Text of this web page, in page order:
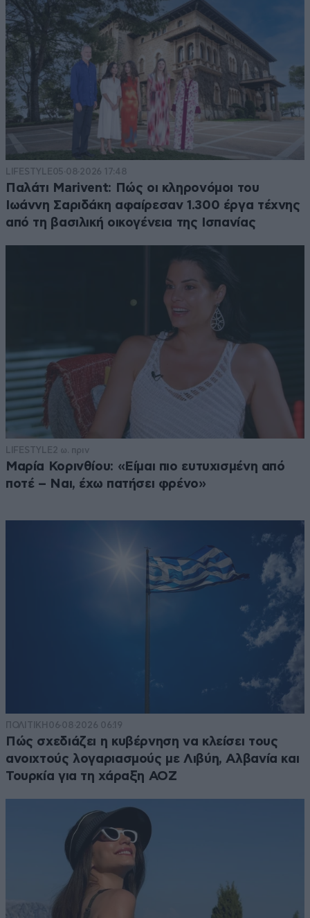
LIFESTYLE05·08·2026 17:48
Παλάτι Marivent: Πώς οι κληρονόμοι του
Ιωάννη Σαριδάκη αφαίρεσαν 1.300 έργα τέχνης
από τη βασιλική οικογένεια της Ισπανίας
LIFESTYLE2 ω. πριν
Μαρία Κορινθίου: «Είμαι πιο ευτυχισμένη από
ποτέ – Ναι, έχω πατήσει φρένο»
ΠΟΛΙΤΙΚΗ 06·08·2026 06:19
Πώς σχεδιάζει η κυβέρνηση να κλείσει τους
ανοιχτούς λογαριασμούς με Λιβύη, Αλβανία και
Τουρκία για τη χάραξη ΑΟΖ